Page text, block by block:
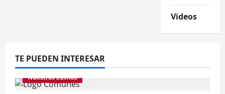
Videos
TE PUEDEN INTERESAR
Nuestras Luchas